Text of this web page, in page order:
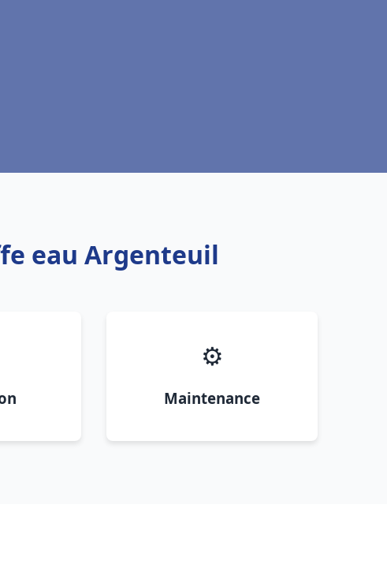
eau Argenteuil
⚙️
Maintenance